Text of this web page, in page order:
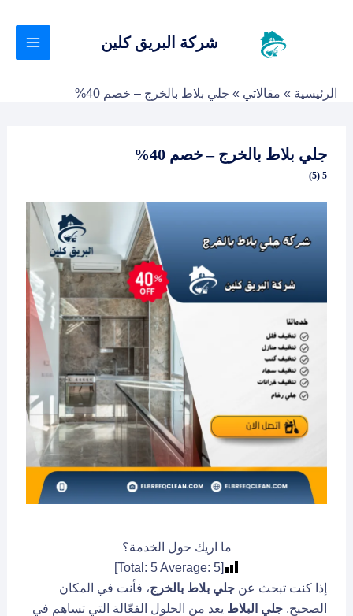
شركة البريق كلين
الرئيسية » مقالاتي » جلي بلاط بالخرج – خصم 40%
جلي بلاط بالخرج – خصم 40%
5 (5)
ما اريك حول الخدمة؟
[Total:
5Average: 5
]
إذا كنت تبحث عن جلي بلاط بالخرج، فأنت في المكان
الصحيح. جلي البلاط يعد من الحلول الفعّالة التي تساهم في